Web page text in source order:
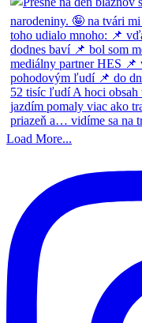
Load More...